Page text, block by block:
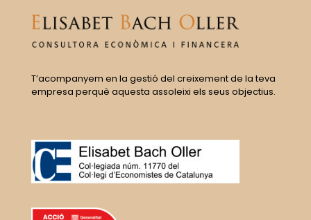
T’acompanyem en la gestió del creixement de la teva
empresa perquè aquesta assoleixi els seus objectius.